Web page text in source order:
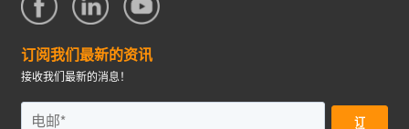
订阅我们最新的资讯
接收我们最新的消息！